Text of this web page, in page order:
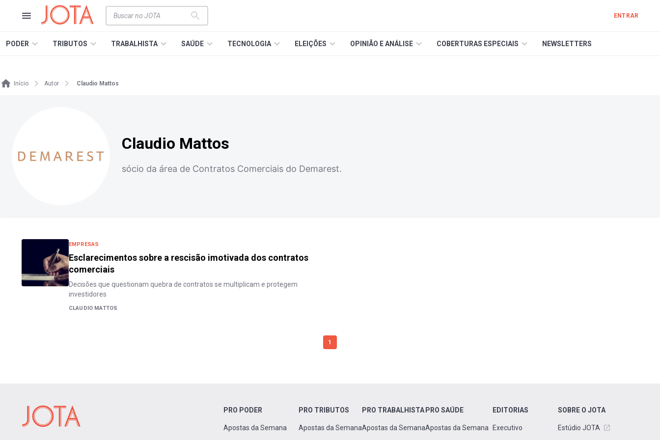
ENTRAR
PODER TRIBUTOS TRABALHISTA SAÚDE TECNOLOGIA ELEIÇÕES OPINIÃO E ANÁLISE COBERTURAS ESPECIAIS NEWSLETTERS
Início Autor Claudio Mattos
Claudio Mattos
sócio da área de Contratos Comerciais do Demarest.
EMPRESAS
Esclarecimentos sobre a rescisão imotivada dos contratos
comerciais
Decisões que questionam quebra de contratos se multiplicam e protegem
investidores
CLAUDIO MATTOS
1
PRO PODER
Apostas da Semana
PRO TRIBUTOS
Apostas da Semana
PRO TRABALHISTA
Apostas da Semana
PRO SAÚDE
Apostas da Semana
EDITORIAS
Executivo
SOBRE O JOTA
Estúdio JOTA